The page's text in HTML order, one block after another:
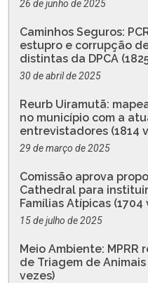
26 de junho de 2025
Caminhos Seguros:
estupro e corrupção
distintas da DPCA
30 de abril de 2025
Reurb Uiramutã:
no município com a
entrevistadores (1814
29 de março de 2025
Comissão aprova
Cathedral para
Famílias Atípicas (1704
15 de julho de 2025
Meio Ambiente:
de Triagem de
vezes)